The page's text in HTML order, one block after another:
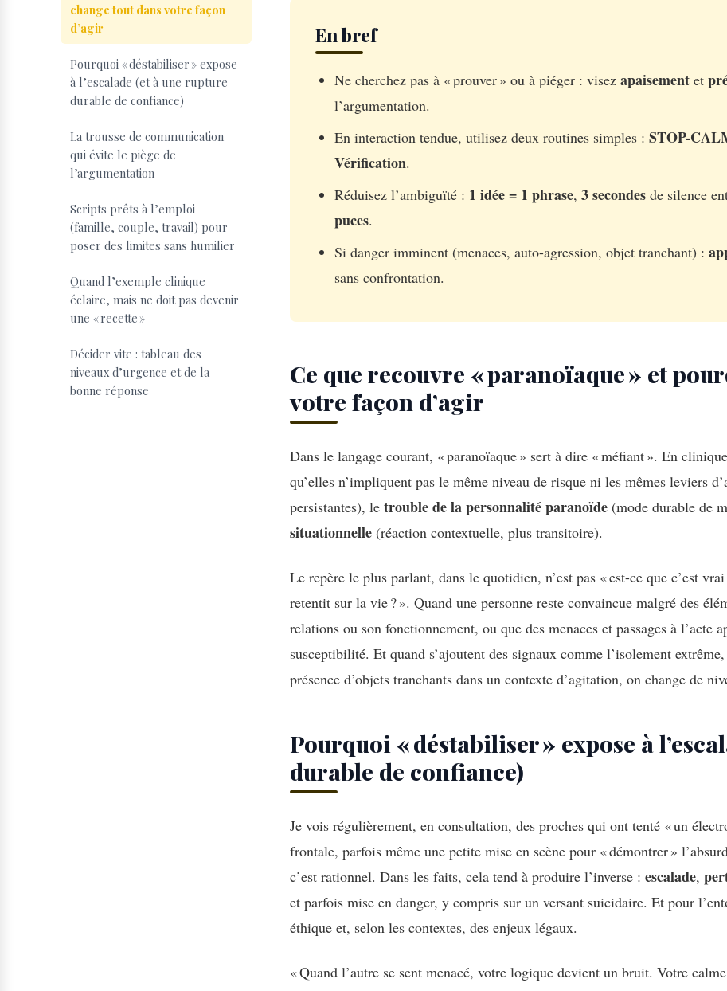
change tout dans votre façon
d’agir
Pourquoi « déstabiliser » expose
à l’escalade (et à une rupture
durable de confiance)
La trousse de communication
qui évite le piège de
l’argumentation
Scripts prêts à l’emploi
(famille, couple, travail) pour
poser des limites sans humilier
Quand l’exemple clinique
éclaire, mais ne doit pas devenir
une « recette »
Décider vite : tableau des
niveaux d’urgence et de la
bonne réponse
En bref
Ne cherchez pas à « prouver » ou à piéger : visez apaisement et
l’argumentation.
En interaction tendue, utilisez deux routines simples : STOP-
Vérification.
Réduisez l’ambiguïté : 1 idée = 1 phrase, 3 secondes de silence
puces.
Si danger imminent (menaces, auto-agression, objet tranchant) :
sans confrontation.
Ce que recouvre « paranoïaque » et
votre façon d’agir
Dans le langage courant, « paranoïaque » sert à dire « méfiant ». En
qu’elles n’impliquent pas le même niveau de risque ni les mêmes leviers
persistantes), le trouble de la personnalité paranoïde (mode durable de
situationnelle (réaction contextuelle, plus transitoire).
Le repère le plus parlant, dans le quotidien, n’est pas « est-ce que c’est
retentit sur la vie ? ». Quand une personne reste convaincue malgré des
relations ou son fonctionnement, ou que des menaces et passages à l’acte
susceptibilité. Et quand s’ajoutent des signaux comme l’isolement
présence d’objets tranchants dans un contexte d’agitation, on change de
Pourquoi « déstabiliser » expose à
durable de confiance)
Je vois régulièrement, en consultation, des proches qui ont tenté « un
frontale, parfois même une petite mise en scène pour « démontrer »
c’est rationnel. Dans les faits, cela tend à produire l’inverse : escalade,
et parfois mise en danger, y compris sur un versant suicidaire. Et pour
éthique et, selon les contextes, des enjeux légaux.
« Quand l’autre se sent menacé, votre logique devient un bruit. Votre